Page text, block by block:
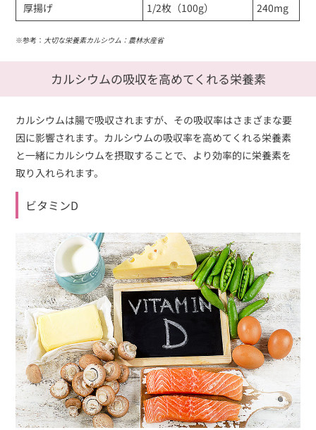
厚揚げ
1/2枚（100g） 240mg
※参考： 大切な栄養素カルシウム：農林水産省
カルシウムの吸収を高めてくれる栄養素
カルシウムは腸で吸収されますが、その吸収率はさまざまな要
因に影響されます。カルシウムの吸収率を高めてくれる栄養素
と一緒にカルシウムを摂取することで、より効率的に栄養素を
取り入れられます。
ビタミンD